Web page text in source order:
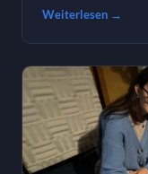
Weiterlesen →